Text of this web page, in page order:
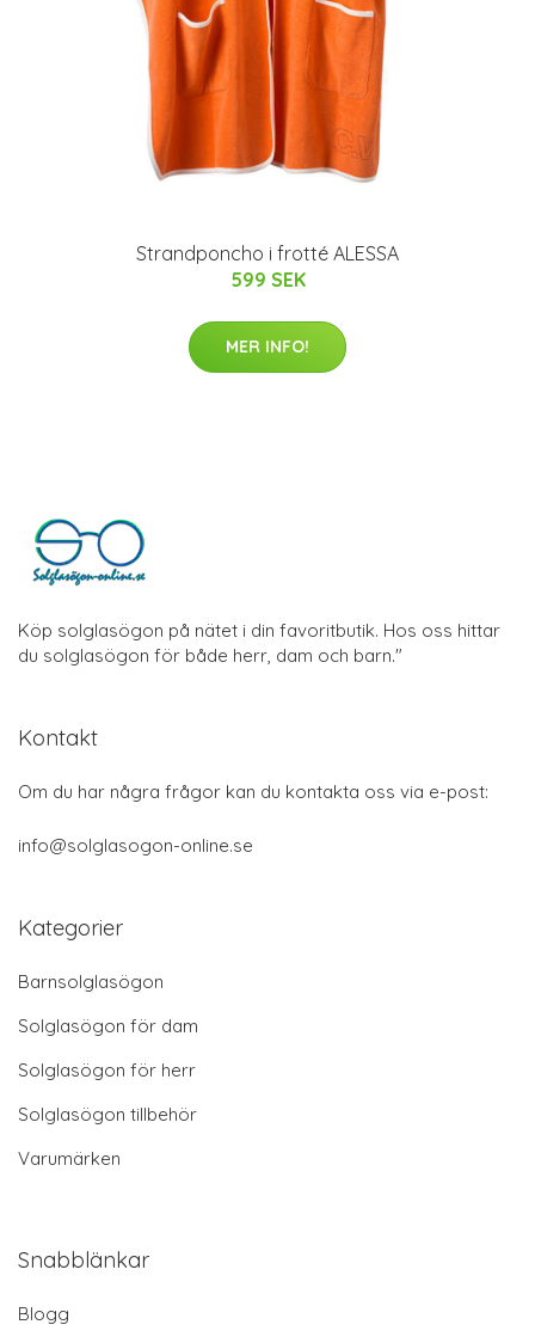
Strandponcho i frotté ALESSA
599 SEK
MER INFO!
Köp solglasögon på nätet i din favoritbutik. Hos oss hittar
du solglasögon för både herr, dam och barn."
Kontakt
Om du har några frågor kan du kontakta oss via e-post:
info@solglasogon-online.se
Kategorier
Barnsolglasögon
Solglasögon för dam
Solglasögon för herr
Solglasögon tillbehör
Varumärken
Snabblänkar
Blogg